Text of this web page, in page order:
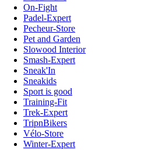
On-Fight
Padel-Expert
Pecheur-Store
Pet and Garden
Slowood Interior
Smash-Expert
Sneak'In
Sneakids
Sport is good
Training-Fit
Trek-Expert
TripnBikers
Vélo-Store
Winter-Expert